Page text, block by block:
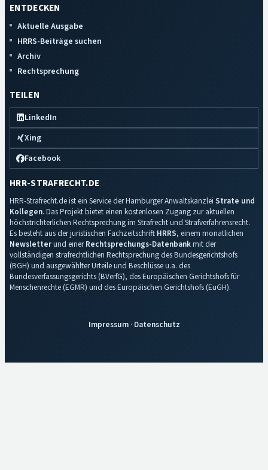
ENTDECKEN
Aktuelle Ausgabe
HRRS-Beiträge suchen
Archiv
Rechtsprechung
TEILEN
LinkedIn
Xing
Facebook
HRR-STRAFRECHT.DE
HRR-Strafrecht.de ist ein Service der Hamburger Anwaltskanzlei Strate und
Kollegen. Das Projekt bietet einen kostenlosen Zugang zur aktuellen
höchstrichterlichen Rechtsprechung im Strafrecht und Strafverfahrensrecht.
Es besteht aus der juristischen Fachzeitschrift HRRS, einem monatlichen
Newsletterund einerRechtsprechungs-Datenbankmit der
vollständigen strafrechtlichen Rechtsprechung des Bundesgerichtshofs
(BGH) und ausgewählter Urteile und Beschlüsse u.a. des
Bundesverfassungsgerichts (BVerfG), des Europäischen Gerichtshofs für
Menschenrechte (EGMR) und des Europäischen Gerichtshofs (EuGH).
Impressum· Datenschutz